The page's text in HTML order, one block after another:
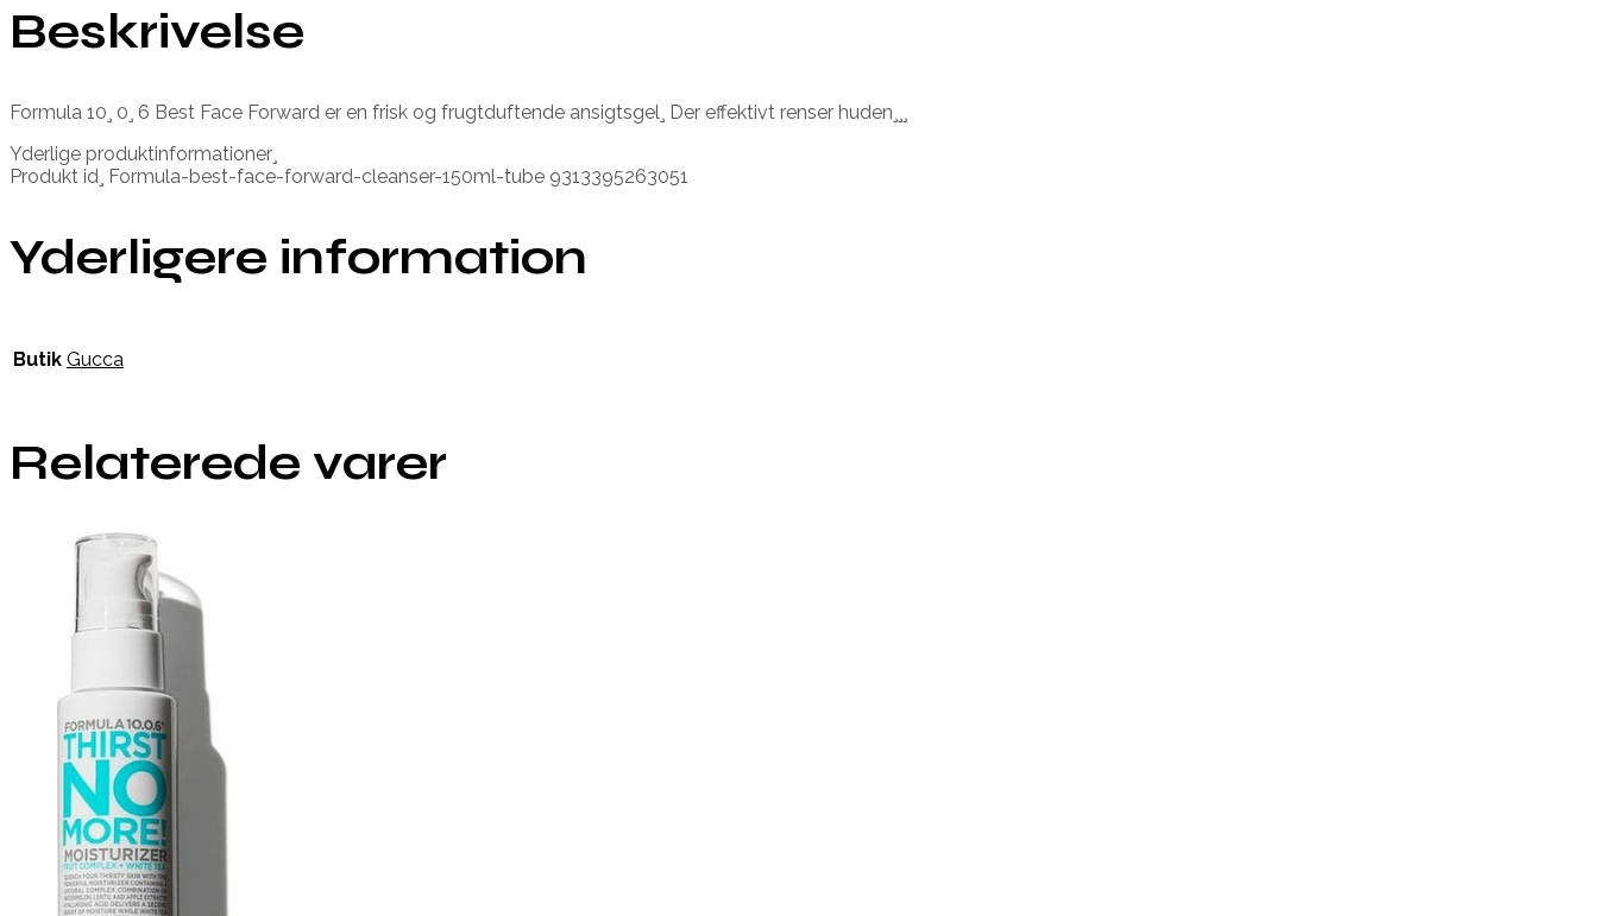
Beskrivelse
Formula 10¸ 0¸ 6 Best Face Forward er en frisk og frugtduftende ansigtsgel¸ Der effektivt renser huden¸¸¸
Yderlige produktinformationer¸
Produkt id¸ Formula-best-face-forward-cleanser-150ml-tube 9313395263051
Yderligere information
Butik Gucca
Relaterede varer